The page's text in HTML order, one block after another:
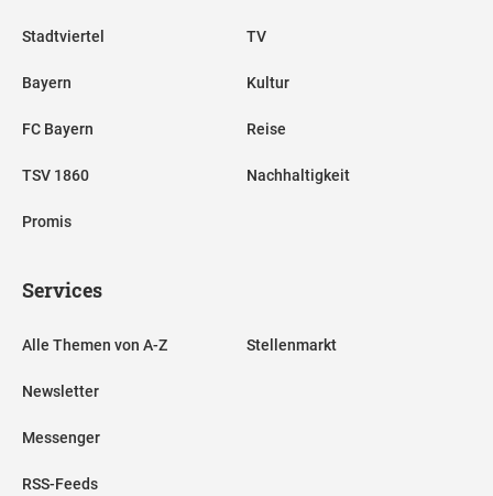
Stadtviertel
Bayern
FC Bayern
TSV 1860
Promis
TV
Kultur
Reise
Nachhaltigkeit
Services
Alle Themen von A-Z
Newsletter
Messenger
RSS-Feeds
Stellenmarkt